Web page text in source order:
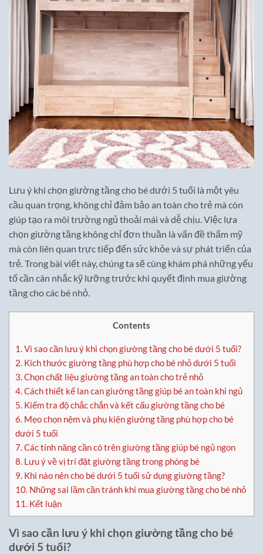
Lưu ý khi chọn giường tầng cho bé dưới 5 tuổi là một yêu
cầu quan trọng, không chỉ đảm bảo an toàn cho trẻ mà còn
giúp tạo ra môi trường ngủ thoải mái và dễ chịu. Việc lựa
chọn giường tầng không chỉ đơn thuần là vấn đề thẩm mỹ
mà còn liên quan trực tiếp đến sức khỏe và sự phát triển của
trẻ. Trong bài viết này, chúng ta sẽ cùng khám phá những yếu
tố cần cân nhắc kỹ lưỡng trước khi quyết định mua giường
tầng cho các bé nhỏ.
Contents
1. Vì sao cần lưu ý khi chọn giường tầng cho bé dưới 5 tuổi?
2. Kích thước giường tầng phù hợp cho bé nhỏ dưới 5 tuổi
3. Chọn chất liệu giường tầng an toàn cho trẻ nhỏ
4. Cách thiết kế lan can giường tầng giúp bé an toàn khi ngủ
5. Kiểm tra độ chắc chắn và kết cấu giường tầng cho bé
6. Mẹo chọn nệm và phụ kiện giường tầng phù hợp cho bé
dưới 5 tuổi
7. Các tính năng cần có trên giường tầng giúp bé ngủ ngon
8. Lưu ý về vị trí đặt giường tầng trong phòng bé
9. Khi nào nên cho bé dưới 5 tuổi sử dụng giường tầng?
10. Những sai lầm cần tránh khi mua giường tầng cho bé nhỏ
11. Kết luận
Vì sao cần lưu ý khi chọn giường tầng cho bé
dưới 5 tuổi?